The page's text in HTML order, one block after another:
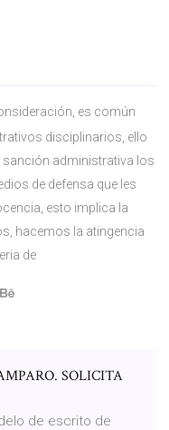
es común
disciplinarios, ello
sanción administrativa los
de defensa que les
esto implica la
hacemos la atingencia
de
SOLICITA
de escrito de